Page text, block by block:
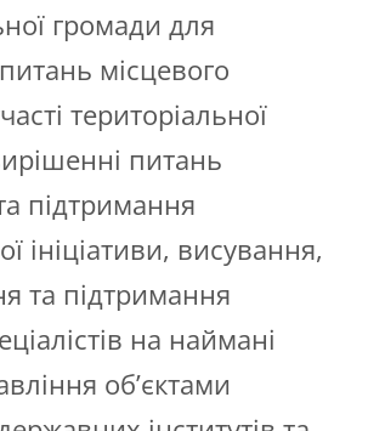
громади для
місцевого
територіальної
питань
підтримання
ініціативи, висування,
та підтримання
на наймані
об’єктами